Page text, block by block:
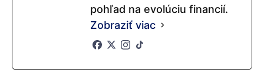
pohľad na evolúciu financií.
Zobraziť viac